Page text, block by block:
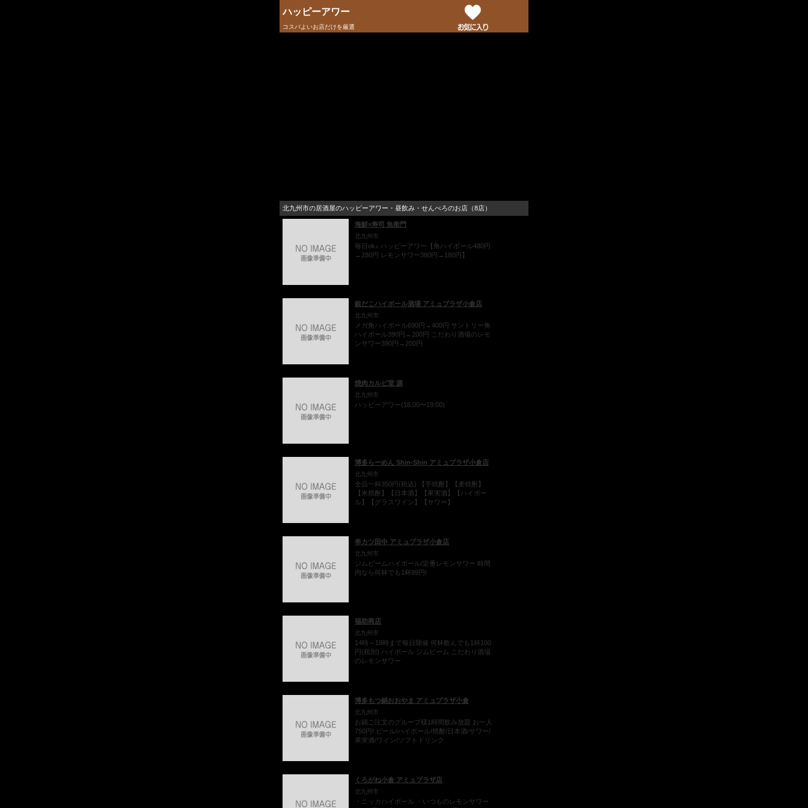
ハッピーアワー
コスパよいお店だけを厳選
北九州市の居酒屋のハッピーアワー・昼飲み・せんべろのお店（8店）
海鮮×寿司 魚衛門
北九州市
毎日ok♪ ハッピーアワー【角ハイボール480円
→280円 レモンサワー380円→180円】
銀だこハイボール酒場 アミュプラザ小倉店
北九州市
メガ角ハイボール690円→400円 サントリー角
ハイボール390円→200円 こだわり酒場のレモ
ンサワー390円→200円
焼肉カルビ堂 源
北九州市
ハッピーアワー(16:00〜19:00)
博多らーめん Shin-Shin アミュプラザ小倉店
北九州市
全品一杯350円(税込) 【芋焼酎】【麦焼酎】
【米焼酎】【日本酒】【果実酒】【ハイボー
ル】【グラスワイン】【サワー】
串カツ田中 アミュプラザ小倉店
北九州市
ジムビームハイボール/定番レモンサワー 時間
内なら何杯でも1杯99円!
福助商店
北九州市
14時～18時まで毎日開催 何杯飲んでも1杯100
円(税別) ハイボール ジムビーム こだわり酒場
のレモンサワー
博多もつ鍋おおやま アミュプラザ小倉
北九州市
お鍋ご注文のグループ様1時間飲み放題 お一人
750円! ビール/ハイボール/焼酎/日本酒/サワー/
果実酒/ワイン/ソフトドリンク
くろがね小倉 アミュプラザ店
北九州市
・ニッカハイボール ・いつものレモンサワー